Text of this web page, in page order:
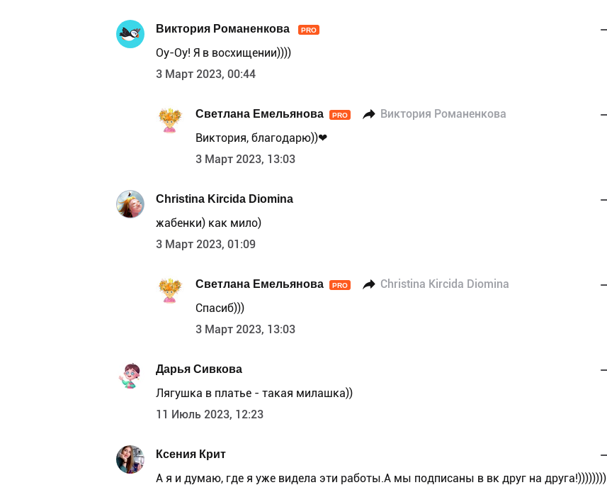
Виктория Романенкова PRO
Оу-Оу! Я в восхищении))))
3 Март 2023, 00:44
Светлана Емельянова PRO Виктория Романенкова
Виктория, благодарю))❤
3 Март 2023, 13:03
Christina Kircida Diomina
жабенки) как мило)
3 Март 2023, 01:09
Светлана Емельянова PRO Christina Kircida Diomina
Спасиб)))
3 Март 2023, 13:03
Дарья Сивкова
Лягушка в платье - такая милашка))
11 Июль 2023, 12:23
Ксения Крит
А я и думаю, где я уже видела эти работы.А мы подписаны в вк друг на друга!))))))))